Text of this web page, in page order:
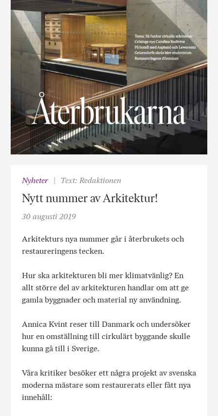
Nyheter Text: Redaktionen
Nytt nummer av Arkitektur!
30 augusti 2019
Arkitekturs nya nummer går i återbrukets och
restaureringens tecken.
Hur ska arkitekturen bli mer klimatvänlig? En
allt större del av arkitekturen handlar om att ge
gamla byggnader och material ny användning.
Annica Kvint reser till Danmark och undersöker
hur en omställning till cirkulärt byggande skulle
kunna gå till i Sverige.
Våra kritiker besöker ett några projekt av svenska
moderna mästare som restaurerats eller fått nya
innehåll: